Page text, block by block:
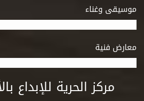
موسيقى وغناء
معارض فنية
مركز الحرية للإبداع